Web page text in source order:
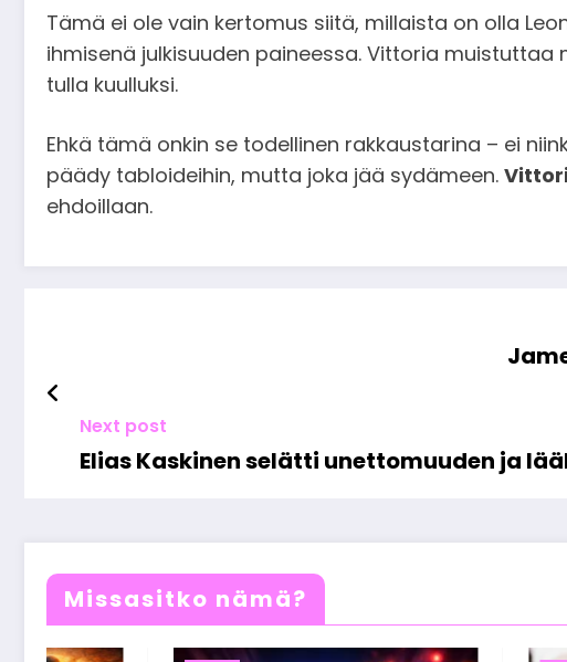
Tämä ei ole vain kertomus siitä, millaista on olla
ihmisenä julkisuuden paineessa. Vittoria
tulla kuulluksi.
Ehkä tämä onkin se todellinen rakkaustarina – ei
päädy tabloideihin, mutta joka jää sydämeen.
ehdoillaan.
Next post
Elias Kaskinen selätti unettomuuden ja
Missasitko nämä?